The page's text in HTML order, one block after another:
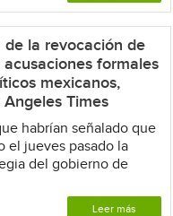
de la revocación de
acusaciones formales
mexicanos,
Angeles Times
habrían señalado que
el jueves pasado la
del gobierno de
Leer más